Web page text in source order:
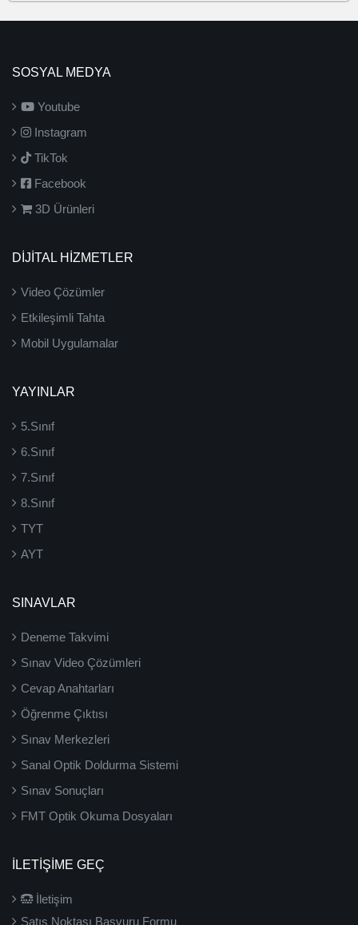
SOSYAL MEDYA
Youtube
Instagram
TikTok
Facebook
3D Ürünleri
DİJİTAL HİZMETLER
Video Çözümler
Etkileşimli Tahta
Mobil Uygulamalar
YAYINLAR
5.Sınıf
6.Sınıf
7.Sınıf
8.Sınıf
TYT
AYT
SINAVLAR
Deneme Takvimi
Sınav Video Çözümleri
Cevap Anahtarları
Öğrenme Çıktısı
Sınav Merkezleri
Sanal Optik Doldurma Sistemi
Sınav Sonuçları
FMT Optik Okuma Dosyaları
İLETIŞIME GEÇ
İletişim
Satış Noktası Başvuru Formu